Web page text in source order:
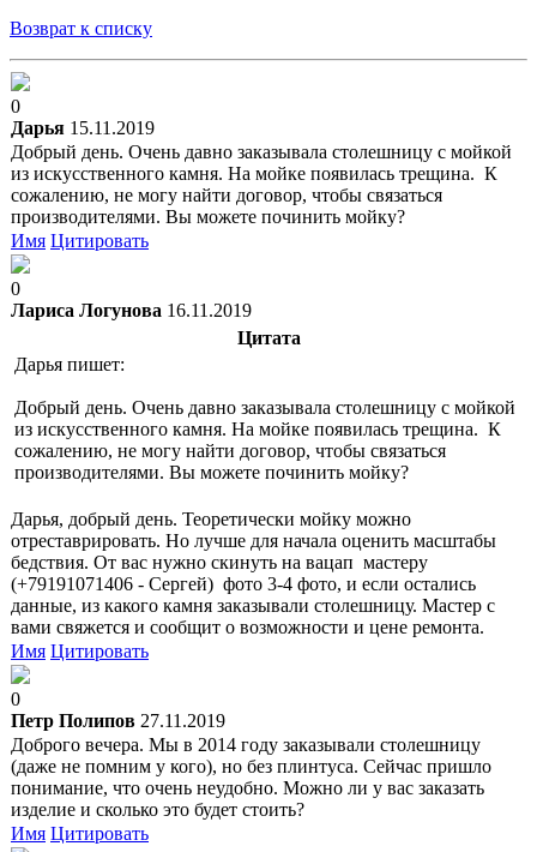
Возврат к списку
0
Дарья 15.11.2019
Добрый день. Очень давно заказывала столешницу с мойкой
из искусственного камня. На мойке появилась трещина. К
сожалению, не могу найти договор, чтобы связаться
производителями. Вы можете починить мойку?
Имя Цитировать
0
Лариса Логунова 16.11.2019
Цитата
Дарья пишет:
Добрый день. Очень давно заказывала столешницу с мойкой
из искусственного камня. На мойке появилась трещина. К
сожалению, не могу найти договор, чтобы связаться
производителями. Вы можете починить мойку?
Дарья, добрый день. Теоретически мойку можно
отреставрировать. Но лучше для начала оценить масштабы
бедствия. От вас нужно скинуть на вацап мастеру
(+79191071406 - Сергей) фото 3-4 фото, и если остались
данные, из какого камня заказывали столешницу. Мастер с
вами свяжется и сообщит о возможности и цене ремонта.
Имя Цитировать
0
Петр Полипов 27.11.2019
Доброго вечера. Мы в 2014 году заказывали столешницу
(даже не помним у кого), но без плинтуса. Сейчас пришло
понимание, что очень неудобно. Можно ли у вас заказать
изделие и сколько это будет стоить?
Имя Цитировать